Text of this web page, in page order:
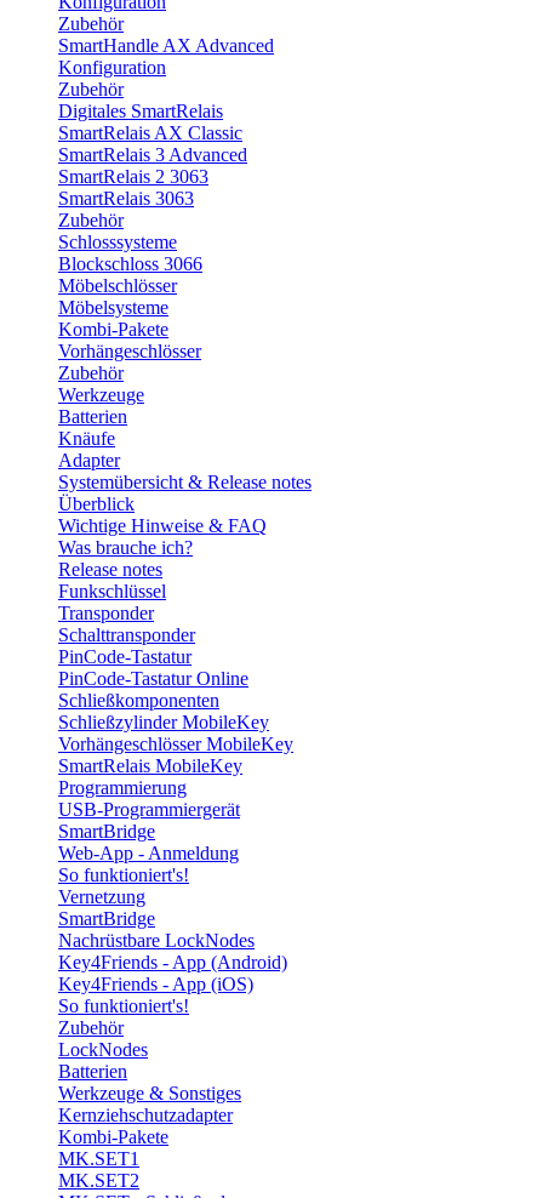
Zubehör
SmartHandle AX Advanced
Konfiguration
Zubehör
Digitales SmartRelais
SmartRelais AX Classic
SmartRelais 3 Advanced
SmartRelais 2 3063
SmartRelais 3063
Zubehör
Schlosssysteme
Blockschloss 3066
Möbelschlösser
Möbelsysteme
Kombi-Pakete
Vorhängeschlösser
Zubehör
Werkzeuge
Batterien
Knäufe
Adapter
Systemübersicht & Release notes
Überblick
Wichtige Hinweise & FAQ
Was brauche ich?
Release notes
Funkschlüssel
Transponder
Schalttransponder
PinCode-Tastatur
PinCode-Tastatur Online
Schließkomponenten
Schließzylinder MobileKey
Vorhängeschlösser MobileKey
SmartRelais MobileKey
Programmierung
USB-Programmiergerät
SmartBridge
Web-App - Anmeldung
So funktioniert's!
Vernetzung
SmartBridge
Nachrüstbare LockNodes
Key4Friends - App (Android)
Key4Friends - App (iOS)
So funktioniert's!
Zubehör
LockNodes
Batterien
Werkzeuge & Sonstiges
Kernziehschutzadapter
Kombi-Pakete
MK.SET1
MK.SET2